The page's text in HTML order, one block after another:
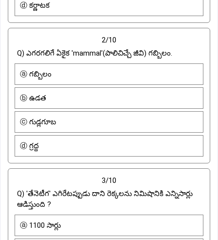
ⓓ కర్ణాటక
2/10
Q) ఎగరగలిగే ఏకైక 'mammal'(పాలిచిచ్చే జీవి) గబ్బిలం.
ⓐ గబ్బిలం
ⓑ ఉడత
ⓒ గుడ్లగూబ
ⓓ గ్రద్ద
3/10
Q) 'తేనెటీగ' ఎగిరేటప్పుడు దాని రెక్కలను నిమిషానికి ఎన్నిసార్లు
ఆడిస్తుంది ?
ⓐ 1100 సార్లు